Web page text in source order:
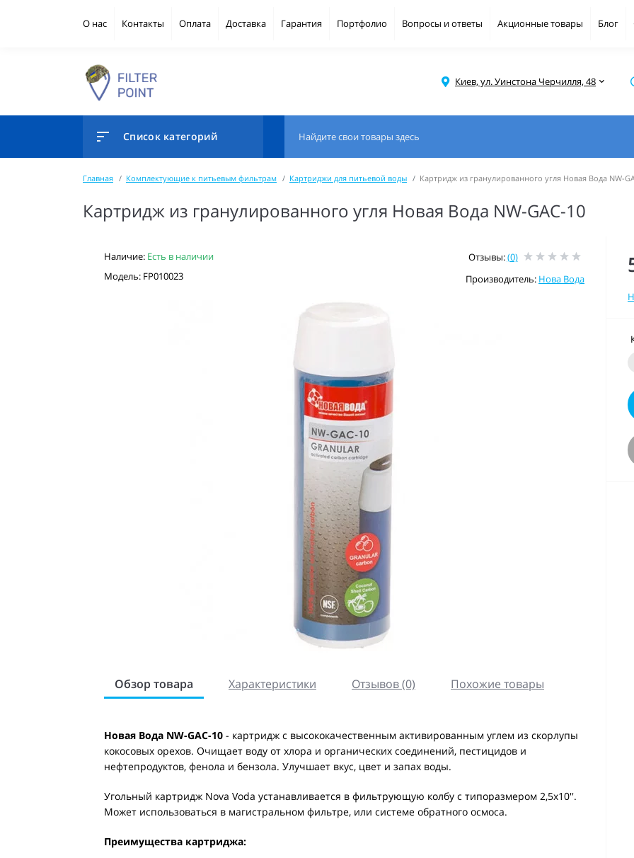
О нас Контакты Оплата Доставка Гарантия Портфолио Вопросы и ответы Акционные товары Блог
Киев, ул. Уинстона Черчилля, 48
Список категорий
Главная Комплектующие к питьевым фильтрам Картриджи для питьевой воды Картридж из гранулированного угля Новая Вода NW-
Картридж из гранулированного угля Новая Вода NW-GAC-10
Наличие: Есть в наличии
Модель: FP010023
Отзывы:(0)
Производитель: Нова Вода
Обзор товара Характеристики Отзывов (0) Похожие товары
Новая Вода NW-GAC-10 - картридж с высококачественным активированным углем из скорлупы
кокосовых орехов. Очищает воду от хлора и органических соединений, пестицидов и
нефтепродуктов, фенола и бензола. Улучшает вкус, цвет и запах воды.
Угольный картридж Nova Voda устанавливается в фильтрующую колбу с типоразмером 2,5х10''.
Может использоваться в магистральном фильтре, или системе обратного осмоса.
Преимущества картриджа: